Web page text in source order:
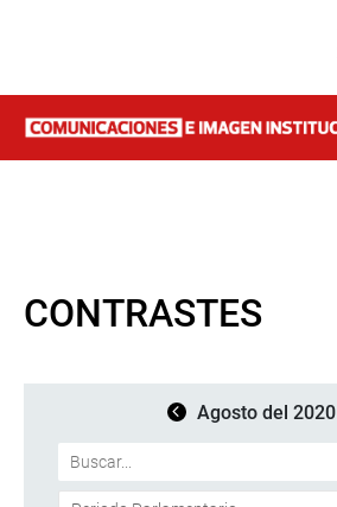
CONTRASTES
Agosto del 2020